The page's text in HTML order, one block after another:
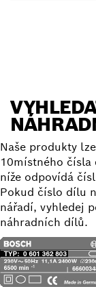
Naše produkty
10místného čísla
níže odpovídá
Pokud číslo dílu
nářadí, vyhledej
náhradních dílů.